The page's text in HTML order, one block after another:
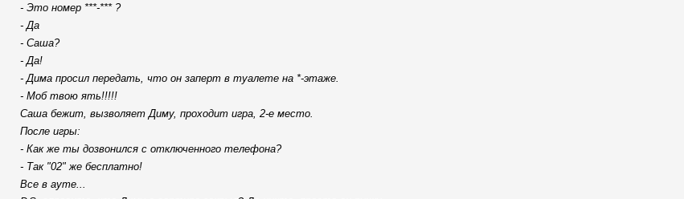
- Это номер ***-*** ?
- Да
- Саша?
- Да!
- Дима просил передать, что он заперт в туалете на *-этаже.
- Моб твою ять!!!!!
Саша бежит, вызволяет Диму, проходит игра, 2-е место.
После игры:
- Как же ты дозвонился с отключенного телефона?
- Так "02" же бесплатно!
Все в ауте...